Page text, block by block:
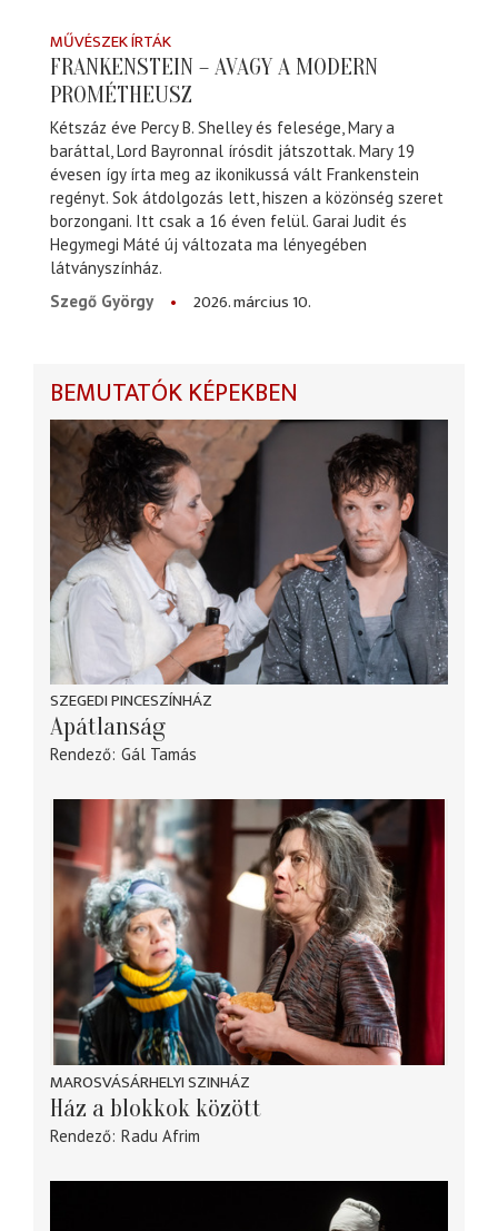
MŰVÉSZEK ÍRTÁK
FRANKENSTEIN – AVAGY A MODERN
PROMÉTHEUSZ
Kétszáz éve Percy B. Shelley és felesége, Mary a
baráttal, Lord Bayronnal írósdit játszottak. Mary 19
évesen így írta meg az ikonikussá vált Frankenstein
regényt. Sok átdolgozás lett, hiszen a közönség szeret
borzongani. Itt csak a 16 éven felül. Garai Judit és
Hegymegi Máté új változata ma lényegében
látványszínház.
Szegő György
2026. március 10.
BEMUTATÓK KÉPEKBEN
SZEGEDI PINCESZÍNHÁZ
Apátlanság
Rendező Gál Tamás
MAROSVÁSÁRHELYI SZINHÁZ
Ház a blokkok között
Rendező Radu Afrim